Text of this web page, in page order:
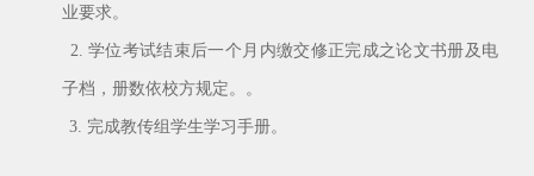
业要求。
2.学位考试结束后一个月内缴交修正完成之论文书册及电
子档，册数依校方规定。。
3. 完成教传组学生学习手册。